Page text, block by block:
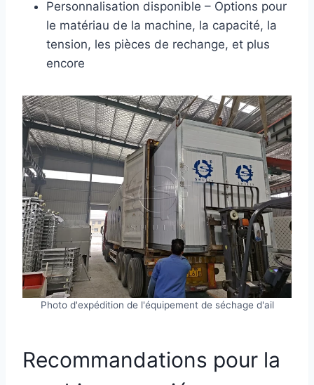
Personnalisation disponible – Options pour
le matériau de la machine, la capacité, la
tension, les pièces de rechange, et plus
encore
Photo d'expédition de l'équipement de séchage d'ail
Recommandations pour la